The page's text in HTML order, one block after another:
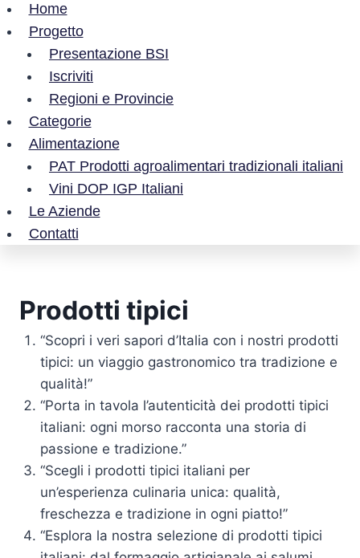
Home
Progetto
Presentazione BSI
Iscriviti
Regioni e Provincie
Categorie
Alimentazione
PAT Prodotti agroalimentari tradizionali italiani
Vini DOP IGP Italiani
Le Aziende
Contatti
Prodotti tipici
“Scopri i veri sapori d’Italia con i nostri prodotti
tipici: un viaggio gastronomico tra tradizione e
qualità!”
“Porta in tavola l’autenticità dei prodotti tipici
italiani: ogni morso racconta una storia di
passione e tradizione.”
“Scegli i prodotti tipici italiani per
un’esperienza culinaria unica: qualità,
freschezza e tradizione in ogni piatto!”
“Esplora la nostra selezione di prodotti tipici